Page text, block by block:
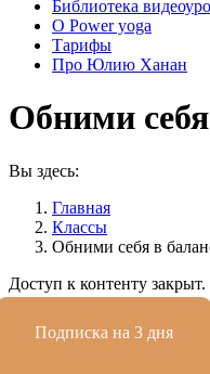
Библиотека
О Power yoga
Тарифы
Про Юлию Ханан
Обними
Вы здесь:
Главная
Классы
Обними себя в
Доступ к контенту
Подписка на 3 дня